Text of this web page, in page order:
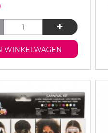
WINKELWAGEN